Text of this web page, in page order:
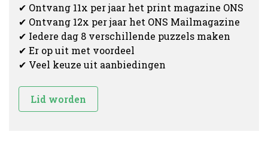
✔ Ontvang 11x per jaar het print magazine ONS
✔ Ontvang 12x per jaar het ONS Mailmagazine
✔ Iedere dag 8 verschillende puzzels maken
✔ Er op uit met voordeel
✔ Veel keuze uit aanbiedingen
Lid worden